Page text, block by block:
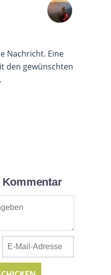
Nachricht. Eine
den gewünschten